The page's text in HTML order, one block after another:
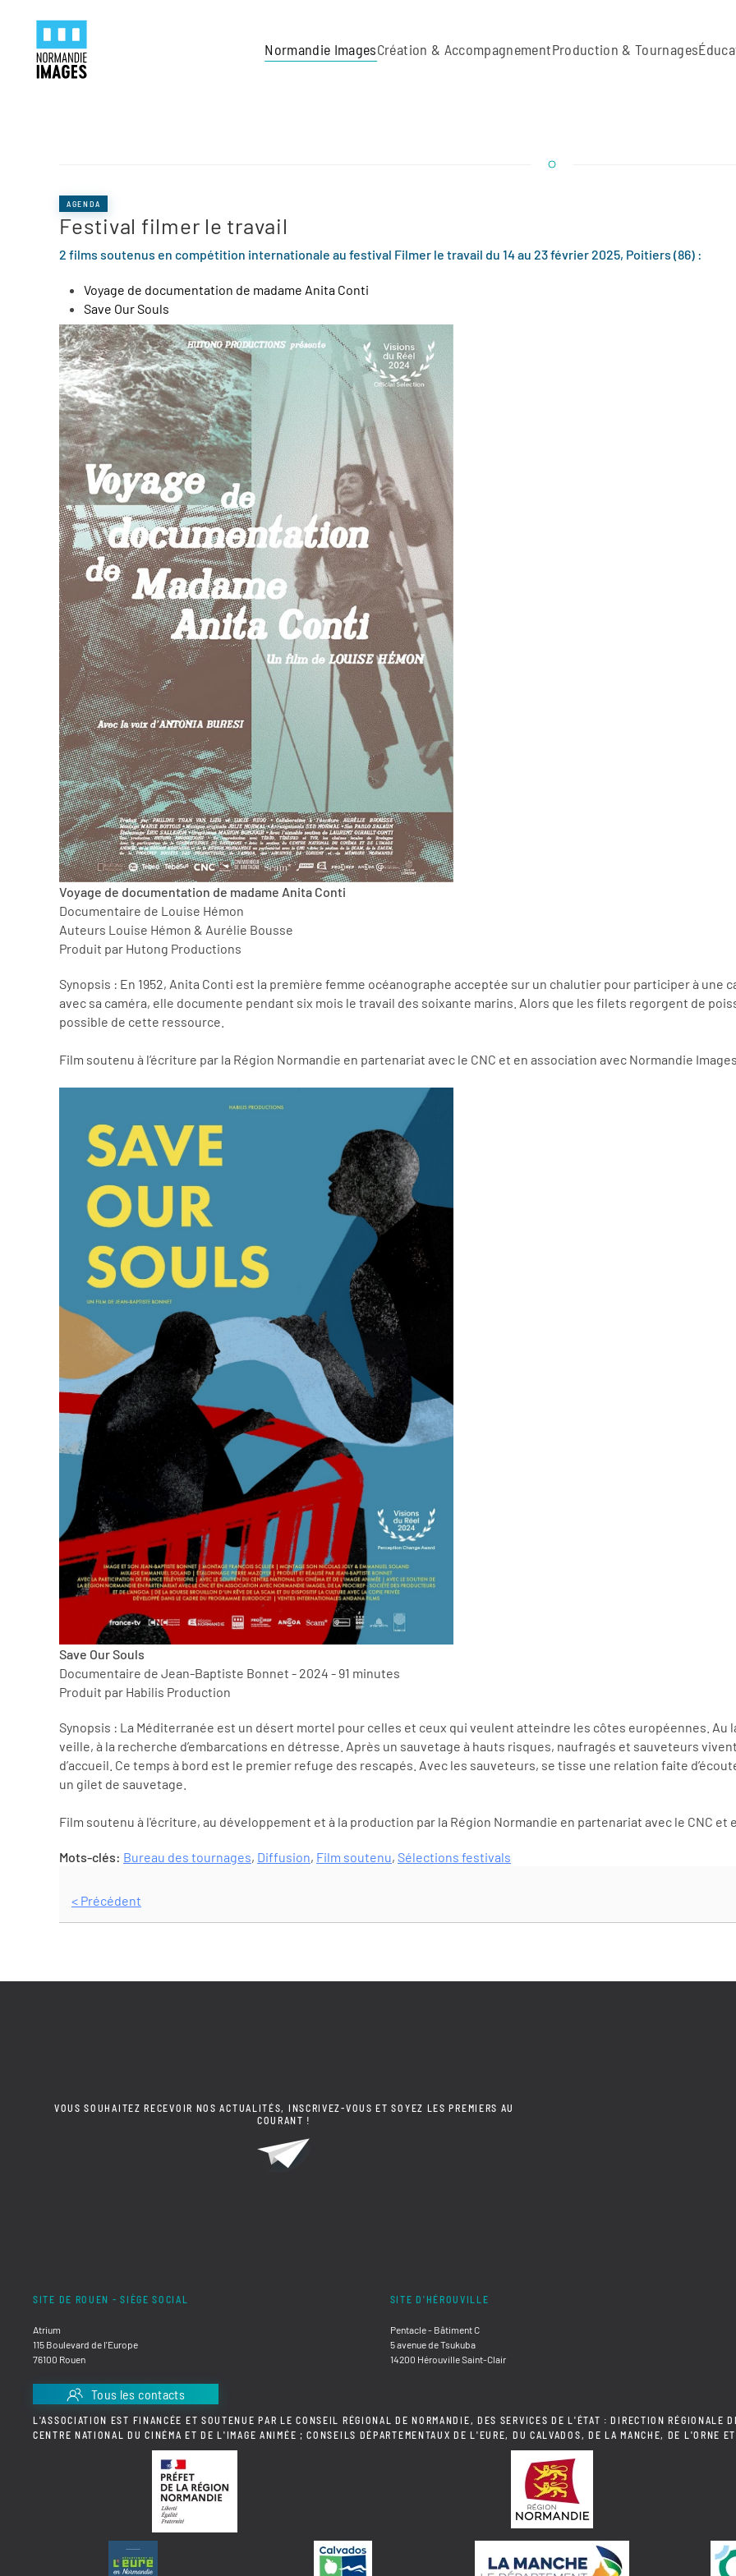
Skip to main content
Normandie ImagesCréation & AccompagnementProduction & Tournages
AGENDA
Festival filmer le travail
2 films soutenus en compétition internationale au festival Filmer le travail du 14 au 23 février 2025, Poitiers (86) :
Voyage de documentation de madame Anita Conti
Save Our Souls
Voyage de documentation de madame Anita Conti
Documentaire de Louise Hémon
Auteurs Louise Hémon & Aurélie Bousse
Produit par Hutong Productions
Synopsis : En 1952, Anita Conti est la première femme océanographe acceptée sur un chalutier pour participer à une
avec sa caméra, elle documente pendant six mois le travail des soixante marins. Alors que les filets regorgent de
possible de cette ressource.
Film soutenu à l’écriture par la Région Normandie en partenariat avec le CNC et en association avec Normandie Images
Save Our Souls
Documentaire de Jean-Baptiste Bonnet - 2024 - 91 minutes
Produit par Habilis Production
Synopsis : La Méditerranée est un désert mortel pour celles et ceux qui veulent atteindre les côtes européennes. Au
veille, à la recherche d’embarcations en détresse. Après un sauvetage à hauts risques, naufragés et sauveteurs
d’accueil. Ce temps à bord est le premier refuge des rescapés. Avec les sauveteurs, se tisse une relation faite
un gilet de sauvetage.
Film soutenu à l'écriture, au développement et à la production par la Région Normandie en partenariat avec le CNC et
Mots-clés: Bureau des tournages, Diffusion, Film soutenu, Sélections festivals
< Précédent
VOUS SOUHAITEZ RECEVOIR NOS ACTUALITÉS, INSCRIVEZ-VOUS ET SOYEZ LES PREMIERS AU
COURANT !
SITE DE ROUEN - SIÈGE SOCIAL
Atrium
115 Boulevard de l'Europe
76100 Rouen
Tous les contacts
SITE D'HÉROUVILLE
Pentacle - Bâtiment C
5 avenue de Tsukuba
14200 Hérouville Saint-Clair
L'ASSOCIATION EST FINANCÉE ET SOUTENUE PAR LE CONSEIL RÉGIONAL DE NORMANDIE, DES SERVICES DE L'ÉTAT : DIRECTION RÉGIONALE
CENTRE NATIONAL DU CINÉMA ET DE L'IMAGE ANIMÉE ; CONSEILS DÉPARTEMENTAUX DE L'EURE, DU CALVADOS, DE LA MANCHE, DE L'ORNE